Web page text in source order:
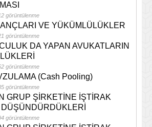
görüntülenme
VE YÜKÜMLÜLÜKLER
görüntülenme
DA YAPAN AVUKATLARIN
görüntülenme
(Cash Pooling)
görüntülenme
GRUP ŞİRKETİNE İŞTİRAK
görüntülenme